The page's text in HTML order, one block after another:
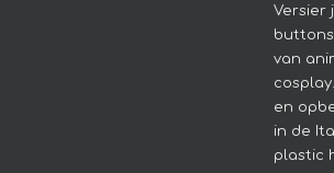
Versier
van
en
in de
plastic